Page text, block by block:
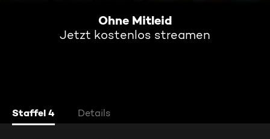
Ohne Mitleid
Jetzt kostenlos streamen
Staffel 4 Details